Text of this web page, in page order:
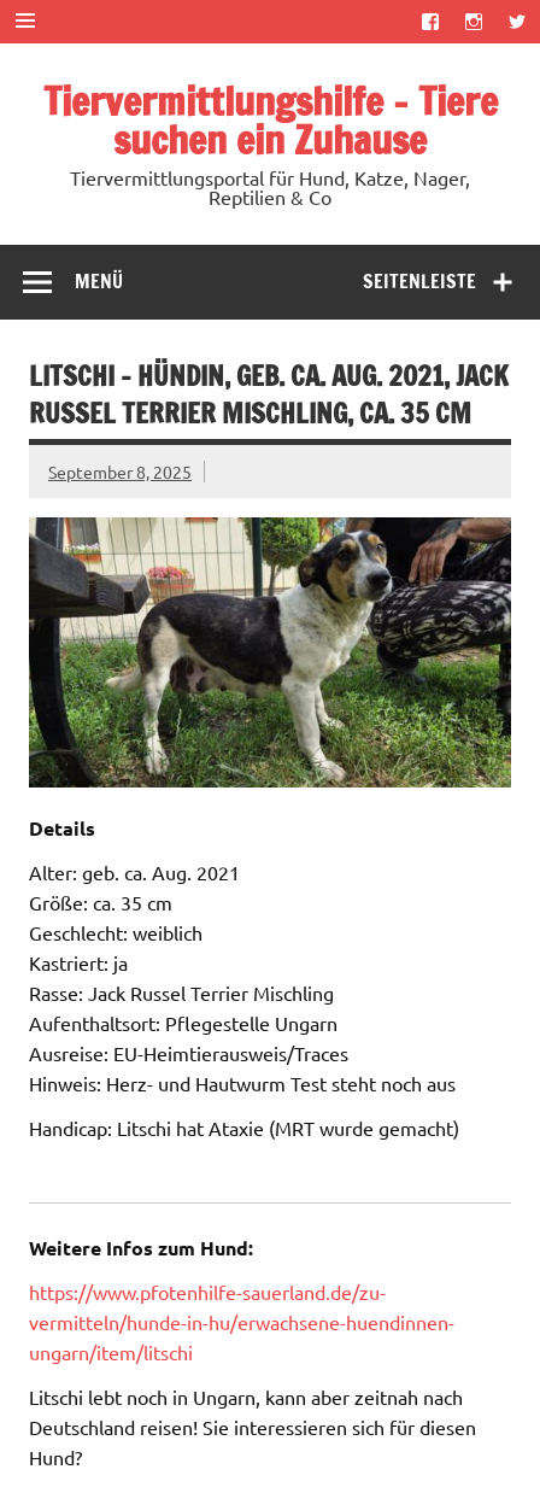
Zum
Inhalt
springen
Tiervermittlungshilfe – Tiere
suchen ein Zuhause
Tiervermittlungsportal für Hund, Katze, Nager,
Reptilien & Co
SEITENLEISTE
MENÜ
LITSCHI – HÜNDIN, GEB. CA. AUG. 2021, JACK
RUSSEL TERRIER MISCHLING, CA. 35 CM
September 8, 2025
Details
Alter: geb. ca. Aug. 2021
Größe: ca. 35 cm
Geschlecht: weiblich
Kastriert: ja
Rasse: Jack Russel Terrier Mischling
Aufenthaltsort: Pflegestelle Ungarn
Ausreise: EU-Heimtierausweis/Traces
Hinweis: Herz- und Hautwurm Test steht noch aus
Handicap: Litschi hat Ataxie (MRT wurde gemacht)
Weitere Infos zum Hund:
https://www.pfotenhilfe-sauerland.de/zu-
vermitteln/hunde-in-hu/erwachsene-huendinnen-
ungarn/item/litschi
Litschi lebt noch in Ungarn, kann aber zeitnah nach
Deutschland reisen! Sie interessieren sich für diesen
Hund?